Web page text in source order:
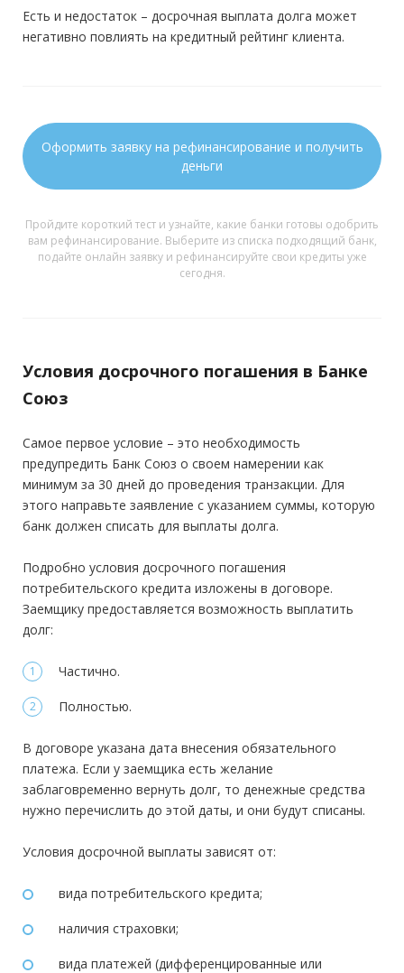
Есть и недостаток – досрочная выплата долга может
негативно повлиять на кредитный рейтинг клиента.
Оформить заявку на рефинансирование и получить
деньги
Пройдите короткий тест и узнайте, какие банки готовы одобрить
вам рефинансирование. Выберите из списка подходящий банк,
подайте онлайн заявку и рефинансируйте свои кредиты уже
сегодня.
Условия досрочного погашения в Банке
Союз
Самое первое условие – это необходимость
предупредить Банк Союз о своем намерении как
минимум за 30 дней до проведения транзакции. Для
этого направьте заявление с указанием суммы, которую
банк должен списать для выплаты долга.
Подробно условия досрочного погашения
потребительского кредита изложены в договоре.
Заемщику предоставляется возможность выплатить
долг:
Частично.
Полностью.
В договоре указана дата внесения обязательного
платежа. Если у заемщика есть желание
заблаговременно вернуть долг, то денежные средства
нужно перечислить до этой даты, и они будут списаны.
Условия досрочной выплаты зависят от:
вида потребительского кредита;
наличия страховки;
вида платежей (дифференцированные или